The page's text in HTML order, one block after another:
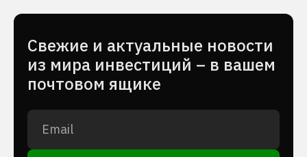
Cвежие и актуальные новости
из мира инвестиций – в вашем
почтовом ящике